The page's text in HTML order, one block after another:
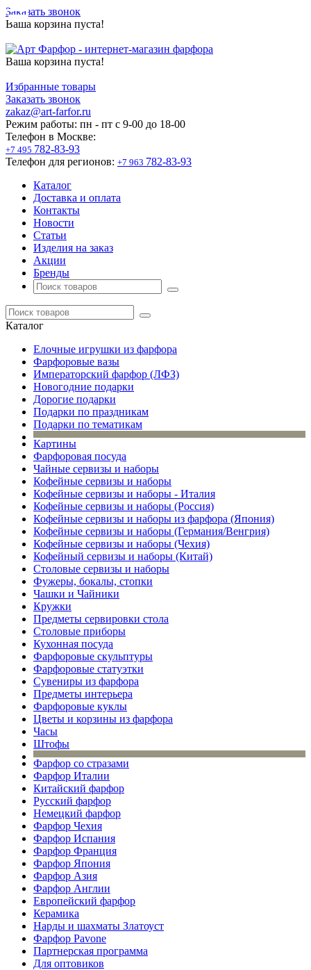
Заказать звонок
Ваша корзина пуста!
Ваша корзина пуста!
Избранные товары
Заказать звонок
zakaz@art-farfor.ru
Режим работы: пн - пт c 9-00 до 18-00
Телефон в Москве:
+7 495 782-83-93
Телефон для регионов: +7 963 782-83-93
Каталог
Доставка и оплата
Контакты
Новости
Статьи
Изделия на заказ
Акции
Бренды
Каталог
Елочные игрушки из фарфора
Фарфоровые вазы
Императорский фарфор (ЛФЗ)
Новогодние подарки
Дорогие подарки
Подарки по праздникам
Подарки по тематикам
Картины
Фарфоровая посуда
Чайные сервизы и наборы
Кофейные сервизы и наборы
Кофейные сервизы и наборы - Италия
Кофейные сервизы и наборы (Россия)
Кофейные сервизы и наборы из фарфора (Япония)
Кофейные сервизы и наборы (Германия/Венгрия)
Кофейные сервизы и наборы (Чехия)
Кофейный сервизы и наборы (Китай)
Столовые сервизы и наборы
Фужеры, бокалы, стопки
Чашки и Чайники
Кружки
Предметы сервировки стола
Столовые приборы
Кухонная посуда
Фарфоровые скульптуры
Фарфоровые статуэтки
Сувениры из фарфора
Предметы интерьера
Фарфоровые куклы
Цветы и корзины из фарфора
Часы
Штофы
Фарфор со стразами
Фарфор Италии
Китайский фарфор
Русский фарфор
Немецкий фарфор
Фарфор Чехия
Фарфор Испания
Фарфор Франция
Фарфор Япония
Фарфор Азия
Фарфор Англии
Европейский фарфор
Керамика
Нарды и шахматы Златоуст
Фарфор Pavone
Партнерская программа
Для оптовиков